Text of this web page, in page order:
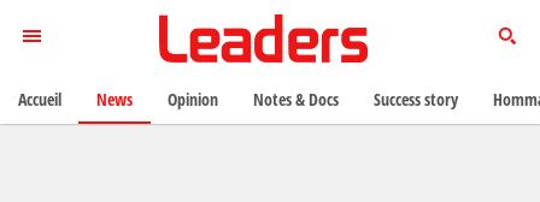
Accueil News Opinion Notes & Docs Success story